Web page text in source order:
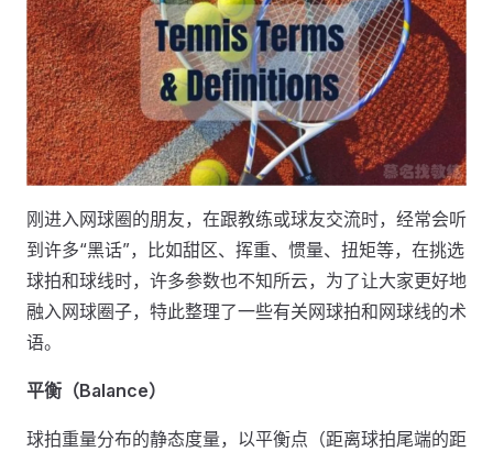
刚进入网球圈的朋友，在跟教练或球友交流时，经常会听
到许多“黑话”，比如甜区、挥重、惯量、扭矩等，在挑选
球拍和球线时，许多参数也不知所云，为了让大家更好地
融入网球圈子，特此整理了一些有关网球拍和网球线的术
语。
平衡（Balance）
球拍重量分布的静态度量，以平衡点（距离球拍尾端的距